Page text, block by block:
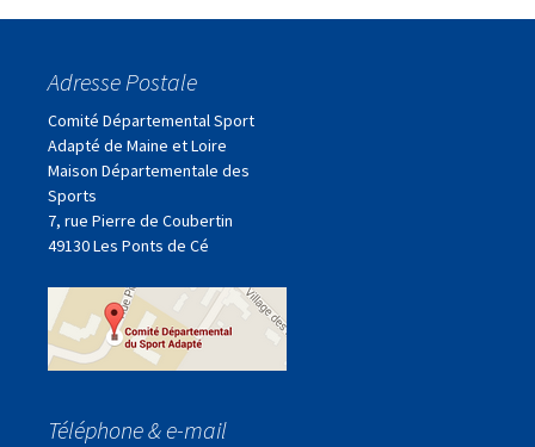
des
articles
Adresse Postale
Comité Départemental Sport
Adapté de Maine et Loire
Maison Départementale des
Sports
7, rue Pierre de Coubertin
49130 Les Ponts de Cé
Téléphone & e-mail